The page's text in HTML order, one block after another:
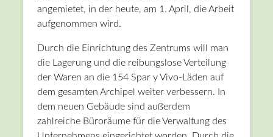
angemietet, in der heute, am 1. April, die Arbeit
aufgenommen wird.
Durch die Einrichtung des Zentrums will man
die Lagerung und die reibungslose Verteilung
der Waren an die 154 Spar y Vivo-Läden auf
dem gesamten Archipel weiter verbessern. In
dem neuen Gebäude sind außerdem
zahlreiche Büroräume für die Verwaltung des